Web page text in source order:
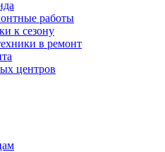
работы
к сезону
в ремонт
центров